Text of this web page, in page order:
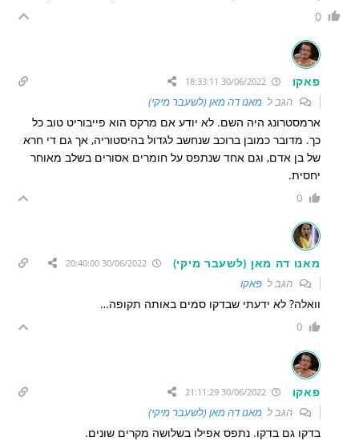
0
פאקו 30/06/2022 18:33:11
הגב למאנו דה מאן (לשעבר מיקי)
ארמסטרונג היה השם. לא יודע אם מרקס הוא פייבוריט טוב כל
כך. מדובר כמובן ברוכב שנחשב לגדול בהיסטוריה, אך גם די חרא
של בן אדם, וגם אחד שנתפס על חומרים אסורים בשלב מאוחר
יחסית.
0
מאנו דה מאן (לשעבר מיקי) 30/06/2022 20:40:00
הגב לפאקו
וואלה? לא ידעתי שבדקו סמים באותה תקופה…
0
פאקו 30/06/2022 21:11:29
הגב למאנו דה מאן (לשעבר מיקי)
בדקו גם בדקו. נתפס אפילו בשלושה מקרים שונים.